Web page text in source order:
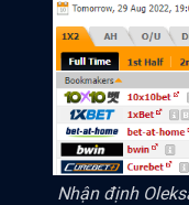
Nhận định